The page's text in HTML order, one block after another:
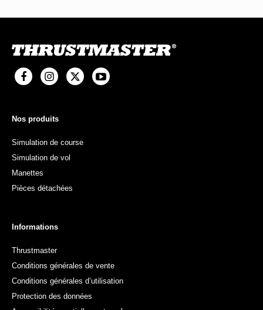
Nos produits
Simulation de course
Simulation de vol
Manettes
Pièces détachées
Informations
Thrustmaster
Conditions générales de vente
Conditions générales d’utilisation
Protection des données